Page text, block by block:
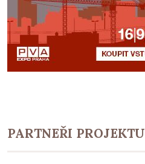
PARTNEŘI PROJEKTU